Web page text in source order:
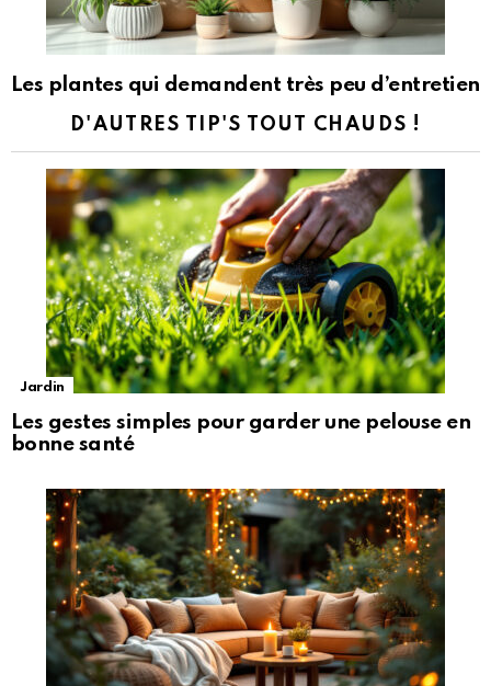
Les plantes qui demandent très peu d’entretien
D'AUTRES TIP'S TOUT CHAUDS !
Jardin
Les gestes simples pour garder une pelouse en
bonne santé